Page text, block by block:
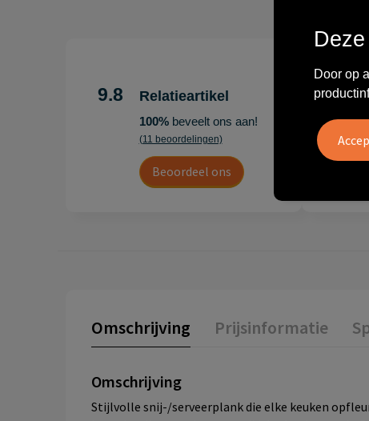
9.8 Relatieartikel
100%beveelt ons aan!
(11 beoordelingen)
Beoordeel ons
"Erg
Omschrijving Prijsinformatie
Omschrijving
Stijlvolle snij-/serveerplank die elke keuken
Door op